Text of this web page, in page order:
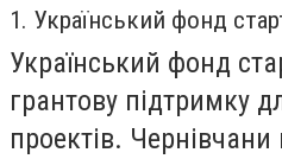
1. Український фонд
Український фонд
грантову підтримку
проектів.